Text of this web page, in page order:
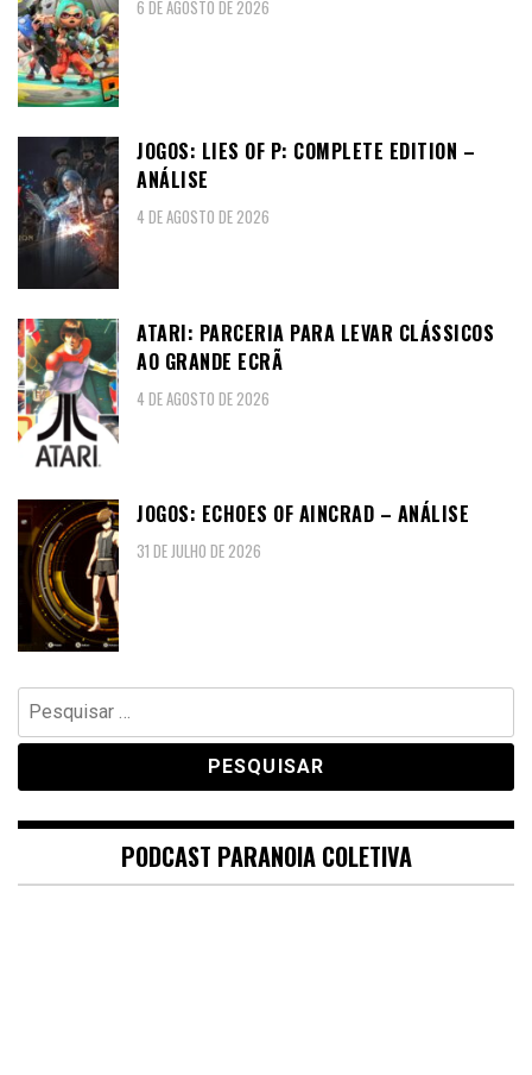
6 DE AGOSTO DE 2026
JOGOS: LIES OF P: COMPLETE EDITION –
ANÁLISE
4 DE AGOSTO DE 2026
ATARI: PARCERIA PARA LEVAR CLÁSSICOS
AO GRANDE ECRÃ
4 DE AGOSTO DE 2026
JOGOS: ECHOES OF AINCRAD – ANÁLISE
31 DE JULHO DE 2026
Pesquisar
por:
PODCAST PARANOIA COLETIVA